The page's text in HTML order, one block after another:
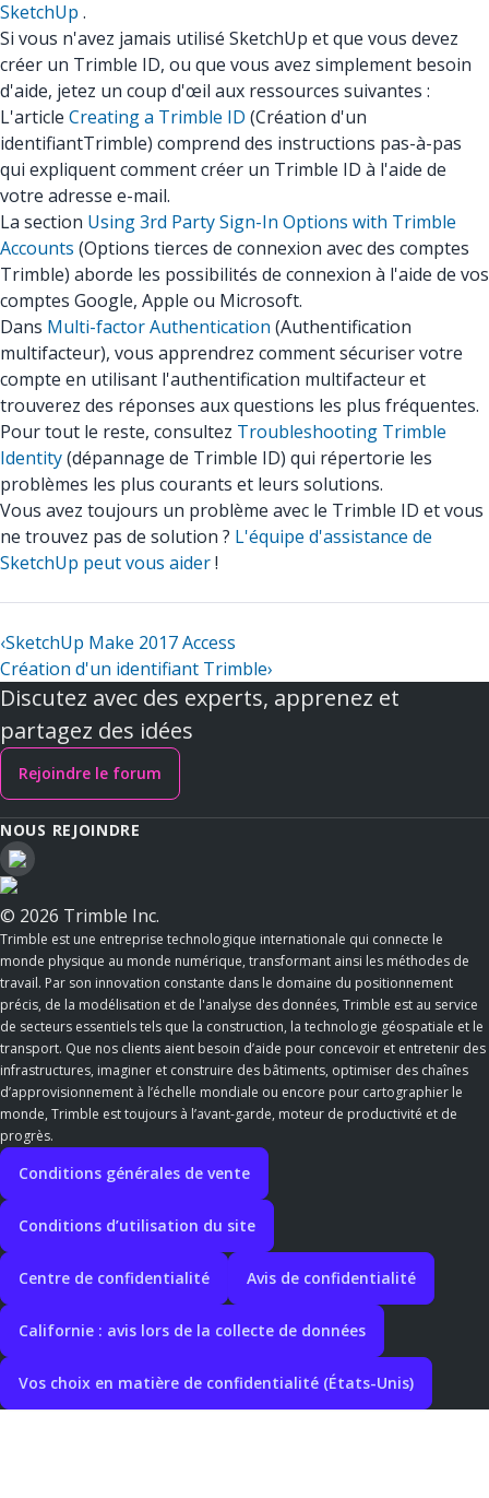
SketchUp .
Si vous n'avez jamais utilisé SketchUp et que vous devez
créer un Trimble ID, ou que vous avez simplement besoin
d'aide, jetez un coup d'œil aux ressources suivantes :
L'article Creating a Trimble ID (Création d'un
identifiantTrimble) comprend des instructions pas-à-pas
qui expliquent comment créer un Trimble ID à l'aide de
votre adresse e-mail.
La section Using 3rd Party Sign-In Options with Trimble
Accounts (Options tierces de connexion avec des comptes
Trimble) aborde les possibilités de connexion à l'aide de vos
comptes Google, Apple ou Microsoft.
Dans Multi-factor Authentication (Authentification
multifacteur), vous apprendrez comment sécuriser votre
compte en utilisant l'authentification multifacteur et
trouverez des réponses aux questions les plus fréquentes.
Pour tout le reste, consultez Troubleshooting Trimble
Identity(dépannage de Trimble ID) qui répertorie les
problèmes les plus courants et leurs solutions.
Vous avez toujours un problème avec le Trimble ID et vous
ne trouvez pas de solution ? L'équipe d'assistance de
SketchUp peut vous aider!
‹SketchUp Make 2017 Access
Création d'un identifiant Trimble›
Discutez avec des experts, apprenez et
partagez des idées
Rejoindre le forum
NOUS REJOINDRE
© 2026 Trimble Inc.
Trimble est une entreprise technologique internationale qui connecte le
monde physique au monde numérique, transformant ainsi les méthodes de
travail. Par son innovation constante dans le domaine du positionnement
précis, de la modélisation et de l'analyse des données, Trimble est au service
de secteurs essentiels tels que la construction, la technologie géospatiale et le
transport. Que nos clients aient besoin d’aide pour concevoir et entretenir des
infrastructures, imaginer et construire des bâtiments, optimiser des chaînes
d’approvisionnement à l’échelle mondiale ou encore pour cartographier le
monde, Trimble est toujours à l’avant-garde, moteur de productivité et de
progrès.
Conditions générales de vente
Conditions d’utilisation du site
Centre de confidentialité Avis de confidentialité
Californie : avis lors de la collecte de données
Vos choix en matière de confidentialité (États-Unis)